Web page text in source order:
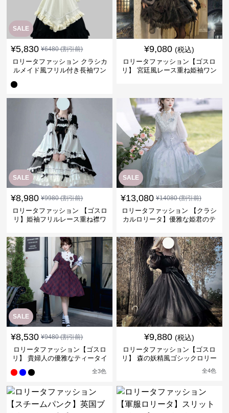
SALE
¥5,830 ¥6480(割引前)
ロリータファッション クラシカ
ルメイド風フリル付き長袖ワン
¥9,080 (税込)
ロリータファッション【ゴスロ
リ】 宮廷風レース重ね姫袖ワン
SALE
¥8,980 ¥9980(割引前)
ロリータファッション 【ゴスロ
リ】姫袖フリルレース重ね襟ワ
SALE
¥13,080 ¥14080(割引前)
ロリータファッション 【クラシ
カルロリータ】優雅な姫君のテ
SALE
¥8,530 ¥9480(割引前)
ロリータファッション【ゴスロ
リ】 貴婦人の優雅なティータイ
全3色
¥9,880 (税込)
ロリータファッション【ゴスロ
リ】 森の妖精風ゴシックロリー
全4色